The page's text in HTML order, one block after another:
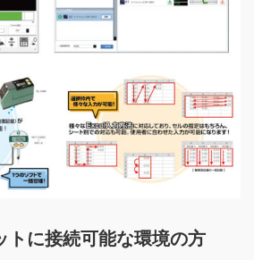
トに接続可能な環境の方